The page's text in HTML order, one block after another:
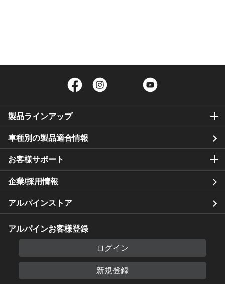
Facebook Twitter
製品ラインアップ
車種別の製品適合情報
お客様サポート
企業/採用情報
アルパインストア
アルパインお客様登録
ログイン
新規登録